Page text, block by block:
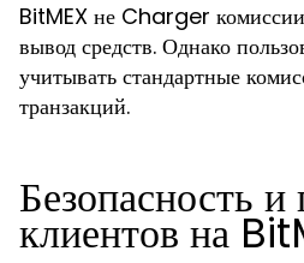
BitMEX не Charger
вывод средств. Однако
учитывать стандартные
транзакций.
Безопасность
клиентов на